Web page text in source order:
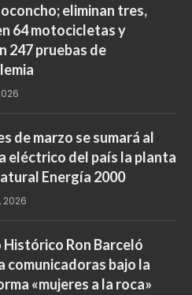
eliminan tres,
64 motocicletas y
247 pruebas de
de marzo se sumará al
eléctrico del país la planta
Energía 2000
2026
Ron Barceló
comunicadoras bajo la
«mujeres a la roca»